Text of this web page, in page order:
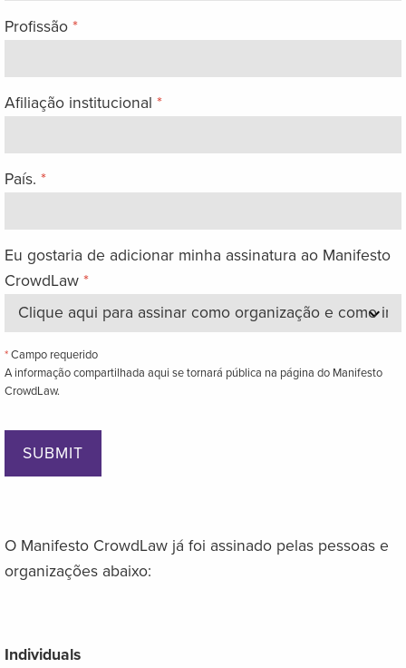
Profissão *
Afiliação institucional *
País. *
Eu gostaria de adicionar minha assinatura ao Manifesto
CrowdLaw *
*Campo requerido
A informação compartilhada aqui se tornará pública na página do Manifesto
CrowdLaw.
O Manifesto CrowdLaw já foi assinado pelas pessoas e
organizações abaixo:
Individuals